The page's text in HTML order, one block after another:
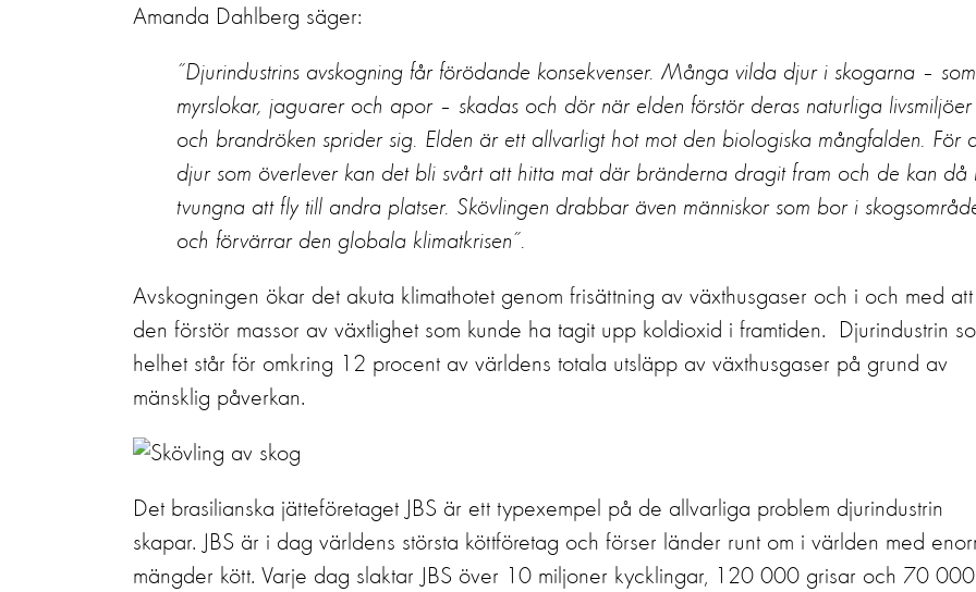
Amanda Dahlberg säger:
”Djurindustrins avskogning får förödande konsekvenser. Många vilda djur i skogarna – som
myrslokar, jaguarer och apor – skadas och dör när elden förstör deras naturliga livsmiljöer
och brandröken sprider sig. Elden är ett allvarligt hot mot den biologiska mångfalden. För
djur som överlever kan det bli svårt att hitta mat där bränderna dragit fram och de kan då
tvungna att fly till andra platser. Skövlingen drabbar även människor som bor i
och förvärrar den globala klimatkrisen”.
Avskogningen ökar det akuta klimathotet genom frisättning av växthusgaser och i och med att
den förstör massor av växtlighet som kunde ha tagit upp koldioxid i framtiden.
Djurindustrin
helhet står för omkring 12 procent av världens totala utsläpp av växthusgaser på grund av
mänsklig påverkan.
Det brasilianska jätteföretaget JBS är ett typexempel på de allvarliga problem djurindustrin
skapar. JBS är i dag världens största köttföretag och förser länder runt om i världen med
mängder kött. Varje dag slaktar JBS över 10 miljoner kycklingar, 120 000 grisar och 70 000